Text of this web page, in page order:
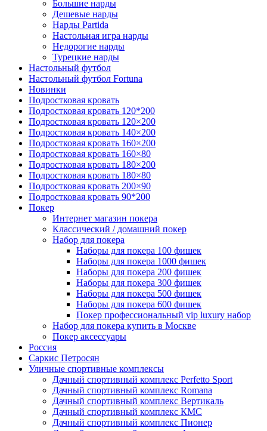
Большие нарды
Дешевые нарды
Нарды Partida
Настольная игра нарды
Недорогие нарды
Турецкие нарды
Настольный футбол
Настольный футбол Fortuna
Новинки
Подростковая кровать
Подростковая кровать 120*200
Подростковая кровать 120×200
Подростковая кровать 140×200
Подростковая кровать 160×200
Подростковая кровать 160×80
Подростковая кровать 180×200
Подростковая кровать 180×80
Подростковая кровать 200×90
Подростковая кровать 90*200
Покер
Интернет магазин покера
Классический / домашний покер
Набор для покера
Наборы для покера 100 фишек
Наборы для покера 1000 фишек
Наборы для покера 200 фишек
Наборы для покера 300 фишек
Наборы для покера 500 фишек
Наборы для покера 600 фишек
Покер профессиональный vip luxury набор
Набор для покера купить в Москве
Покер аксессуары
Россия
Саркис Петросян
Уличные спортивные комплексы
Дачный спортивный комплекс Perfetto Sport
Дачный спортивный комплекс Romana
Дачный спортивный комплекс Вертикаль
Дачный спортивный комплекс КМС
Дачный спортивный комплекс Пионер